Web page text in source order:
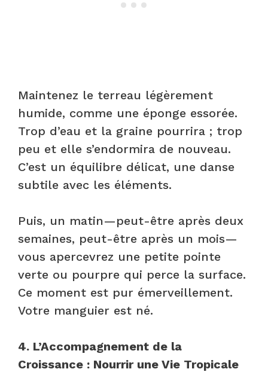
Maintenez le terreau légèrement
humide, comme une éponge essorée.
Trop d’eau et la graine pourrira ; trop
peu et elle s’endormira de nouveau.
C’est un équilibre délicat, une danse
subtile avec les éléments.
Puis, un matin—peut-être après deux
semaines, peut-être après un mois—
vous apercevrez une petite pointe
verte ou pourpre qui perce la surface.
Ce moment est pur émerveillement.
Votre manguier est né.
4. L’Accompagnement de la
Croissance : Nourrir une Vie Tropicale